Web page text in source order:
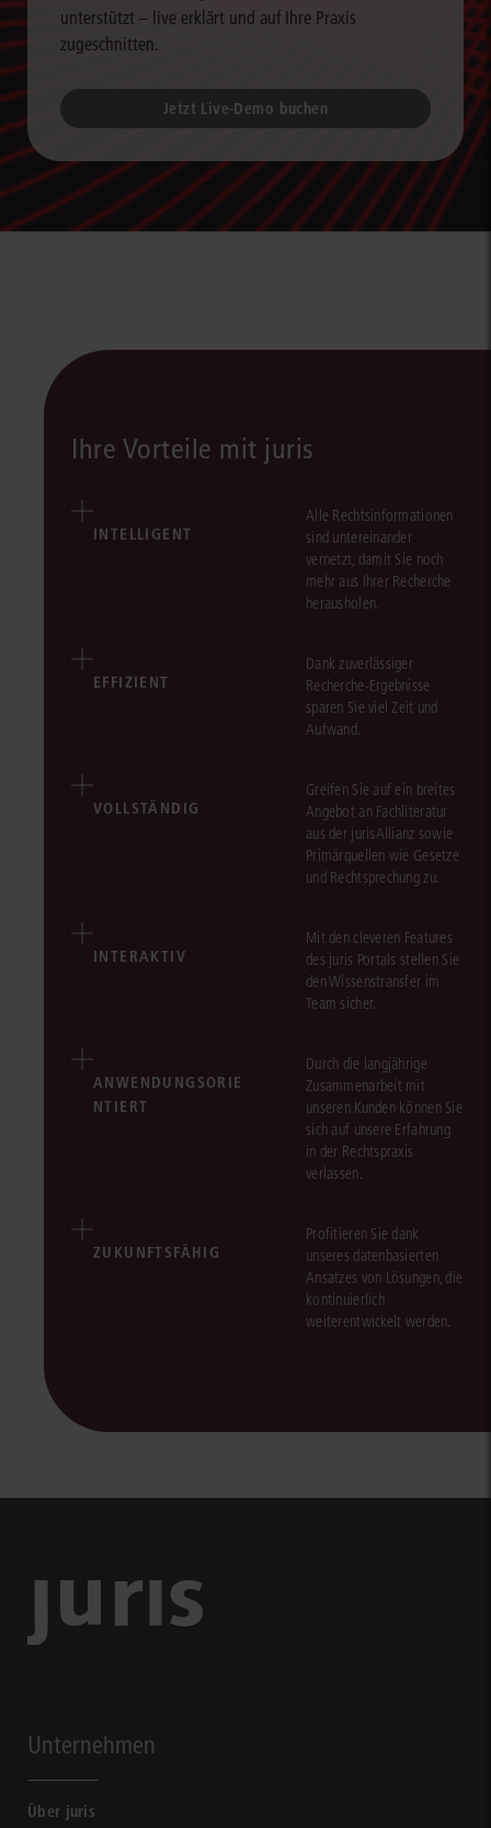
unterstützt – live erklärt und auf Ihre Praxis
zugeschnitten.
Jetzt Live-Demo buchen
Ihre Vorteile mit juris
INTELLIGENT
Alle Rechtsinformationen
sind untereinander
vernetzt, damit Sie noch
mehr aus Ihrer Recherche
herausholen.
EFFIZIENT
Dank zuverlässiger
Recherche-Ergebnisse
sparen Sie viel Zeit und
Aufwand.
VOLLSTÄNDIG
Greifen Sie auf ein breites
Angebot an Fachliteratur
aus der jurisAllianz sowie
Primärquellen wie Gesetze
und Rechtsprechung zu.
INTERAKTIV
Mit den cleveren Features
des juris Portals stellen Sie
den Wissenstransfer im
Team sicher.
ANWENDUNGSORIE
NTIERT
Durch die langjährige
Zusammenarbeit mit
unseren Kunden können Sie
sich auf unsere Erfahrung
in der Rechtspraxis
verlassen.
ZUKUNFTSFÄHIG
Profitieren Sie dank
unseres datenbasierten
Ansatzes von Lösungen, die
kontinuierlich
weiterentwickelt werden.
Unternehmen
Über juris